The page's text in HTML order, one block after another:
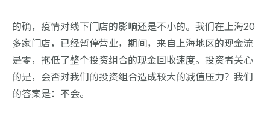
的确，疫情对线下门店的影响还是不小的。我们在上海20
多家门店，已经暂停营业，期间，来自上海地区的现金流
是零，拖低了整个投资组合的现金回收速度。投资者关心
的是，会否对我们的投资组合造成较大的减值压力？我们
的答案是：不会。